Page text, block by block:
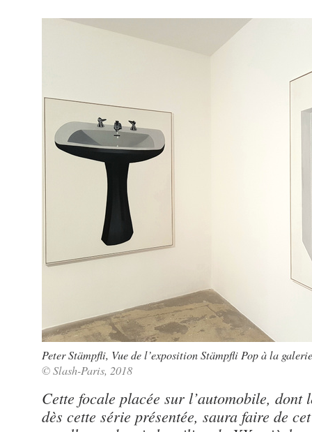
Peter Stämpfli, Vue de l’exposition Stämpfli Pop à la
© Slash-Paris, 2018
Cette focale placée sur l’automobile, dont
dès cette série présentée, saura faire de